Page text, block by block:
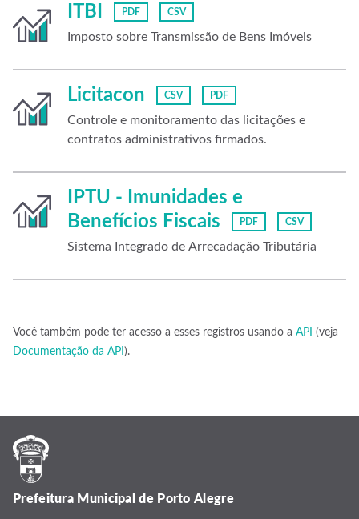
ITBI PDF CSV
Imposto sobre Transmissão de Bens Imóveis
Licitacon CSV PDF
Controle e monitoramento das licitações e
contratos administrativos firmados.
IPTU - Imunidades e
Benefícios Fiscais
PDF CSV
Sistema Integrado de Arrecadação Tributária
Você também pode ter acesso a esses registros usando a API (veja
Documentação da API ).
Prefeitura Municipal de Porto Alegre